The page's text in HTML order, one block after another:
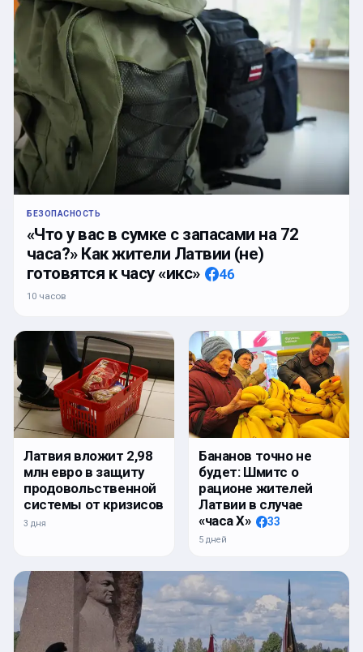
БЕЗОПАСНОСТЬ
«Что у вас в сумке с запасами на 72
часа?» Как жители Латвии (не)
готовятся к часу «икс»
46
10 часов
Латвия вложит 2,98
млн евро в защиту
продовольственной
системы от кризисов
3 дня
Бананов точно не
будет: Шмитс о
рационе жителей
Латвии в случае
«часа Х»
33
5 дней